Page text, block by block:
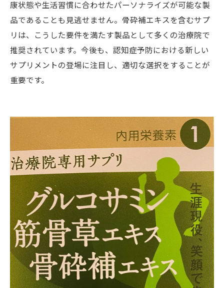
康状態や生活習慣に合わせたパーソナライズが可能な製
品であることも見逃せません。骨砕補エキスを含むサプ
リは、こうした要件を満たす製品として多くの治療院で
推奨されています。今後も、認知症予防における新しい
サプリメントの登場に注目し、適切な選択をすることが
重要です。